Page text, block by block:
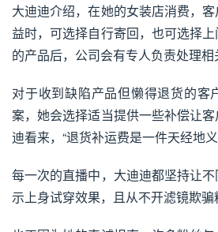
大迪迪介绍，在她的女装店消费，
益时，可选择自行寄回，也可选择
的产品后，公司会有专人负责处理相
对于收到缺陷产品但懒得退货的客
案，她会选择适当提供一些补偿让
迪看来，“退货补运费是一件天经地
每一次的直播中，大迪迪都坚持让
示上身试穿效果，且从不开滤镜欺骗